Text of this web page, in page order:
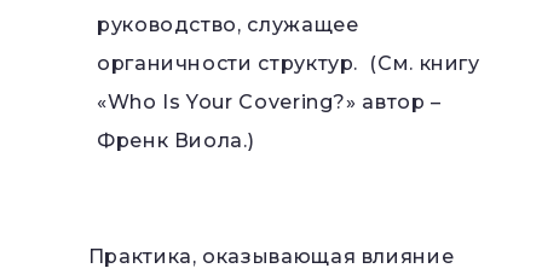
руководство, служащее
органичности структур. (См. книгу
«Who Is Your Covering?» автор –
Френк Виола.)
Практика, оказывающая влияние